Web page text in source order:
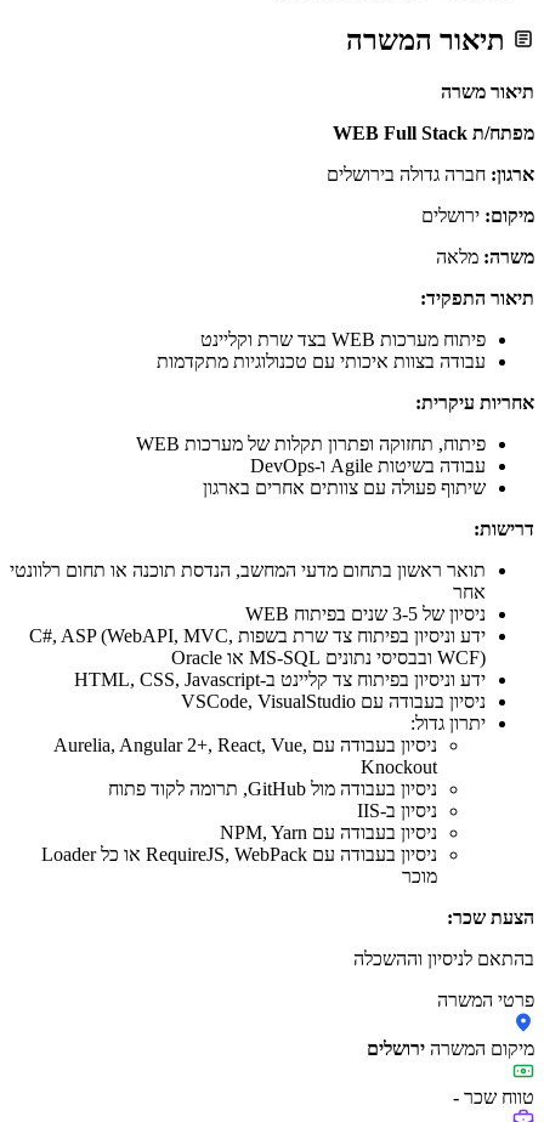
תיאור המשרה
תיאור משרה
מפתח/ת WEB Full Stack
ארגון: חברה גדולה בירושלים
מיקום: ירושלים
משרה: מלאה
תיאור התפקיד:
פיתוח מערכות WEB בצד שרת וקליינט
עבודה בצוות איכותי עם טכנולוגיות מתקדמות
אחריות עיקרית:
פיתוח, תחזוקה ופתרון תקלות של מערכות WEB
עבודה בשיטות Agile ו-DevOps
שיתוף פעולה עם צוותים אחרים בארגון
דרישות:
תואר ראשון בתחום מדעי המחשב, הנדסת תוכנה או תחום רלוונטי
אחר
ניסיון של 3-5 שנים בפיתוח WEB
ידע וניסיון בפיתוח צד שרת בשפות C#, ASP (WebAPI, MVC,
WCF) ובבסיסי נתונים MS-SQL או Oracle
ידע וניסיון בפיתוח צד קליינט ב-HTML, CSS, Javascript
ניסיון בעבודה עם VSCode, VisualStudio
יתרון גדול:
ניסיון בעבודה עם Aurelia, Angular 2+, React, Vue,
Knockout
ניסיון בעבודה מול GitHub, תרומה לקוד פתוח
ניסיון ב-IIS
ניסיון בעבודה עם NPM, Yarn
ניסיון בעבודה עם RequireJS, WebPack או כל Loader
מוכר
הצעת שכר:
בהתאם לניסיון וההשכלה
פרטי המשרה
מיקום המשרה ירושלים
טווח שכר -